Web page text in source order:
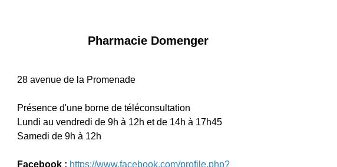
Pharmacie Domenger
28 avenue de la Promenade
Présence d'une borne de téléconsultation
Lundi au vendredi de 9h à 12h et de 14h à 17h45
Samedi de 9h à 12h
Facebook : https://www.facebook.com/profile.php?